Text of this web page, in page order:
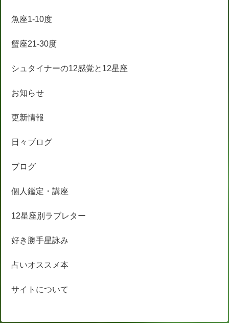
魚座1-10度
蟹座21-30度
シュタイナーの12感覚と12星座
お知らせ
更新情報
日々ブログ
ブログ
個人鑑定・講座
12星座別ラブレター
好き勝手星詠み
占いオススメ本
サイトについて